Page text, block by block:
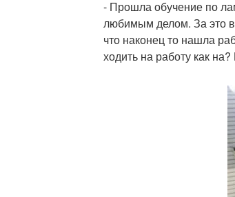
- Прошла обучение по
любимым делом. За это
что наконец то нашла
ходить на работу как